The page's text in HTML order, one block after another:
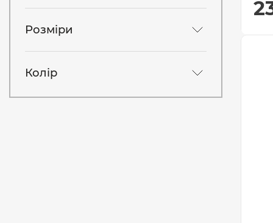
Розміри
Колір